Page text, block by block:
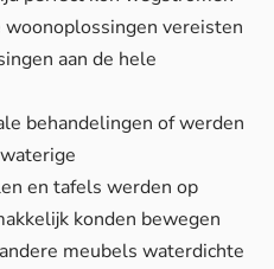
woonoplossingen vereisten
aan de hele
behandelingen of werden
en tafels werden op
konden bewegen
meubels waterdichte